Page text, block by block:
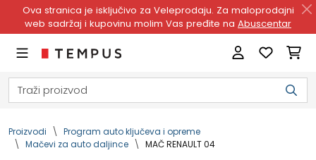
Ova stranica je isključivo za Veleprodaju. Za maloprodajni
web sadržaj i kupovinu molim Vas pređite na Abuscentar
Proizvodi
Program auto ključeva i opreme
Mačevi za auto daljince
MAČ RENAULT 04